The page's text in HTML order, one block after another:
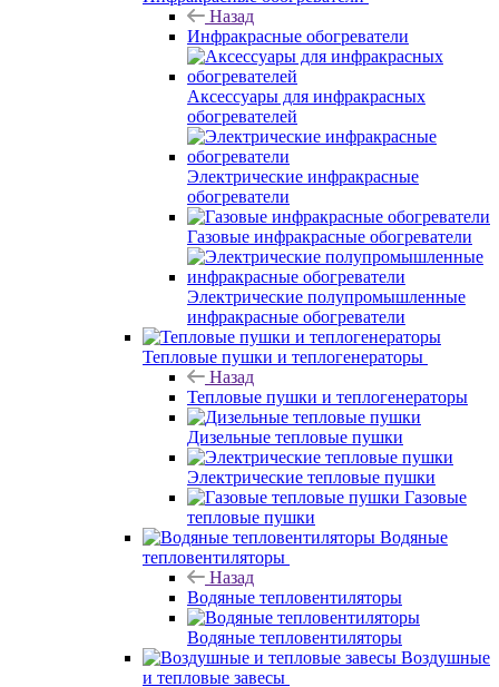
Назад
Инфракрасные обогреватели
Аксессуары для инфракрасных
обогревателей
Электрические инфракрасные
обогреватели
Газовые инфракрасные обогреватели
Электрические полупромышленные
инфракрасные обогреватели
Тепловые пушки и теплогенераторы
Назад
Тепловые пушки и теплогенераторы
Дизельные тепловые пушки
Электрические тепловые пушки
Газовые
тепловые пушки
Водяные
тепловентиляторы
Назад
Водяные тепловентиляторы
Водяные тепловентиляторы
Воздушные
и тепловые завесы